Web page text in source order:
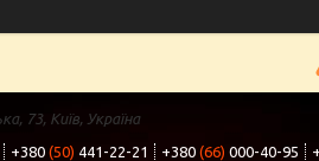
73, Київ, Україна
+380 (50) 441-22-21 +380 (66) 000-40-95